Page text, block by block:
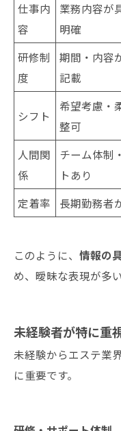
仕事内
容
業務内容が
明確
研修制
度
期間・内容
記載
シフト
希望考慮・
整可
人間関
係
チーム体制
トあり
定着率 長期勤務者
このように、 情報の
め、曖昧な表現が多
未経験者が特に重
未経験からエステ業
に重要です。